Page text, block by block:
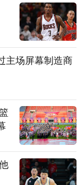
主场屏幕制造商